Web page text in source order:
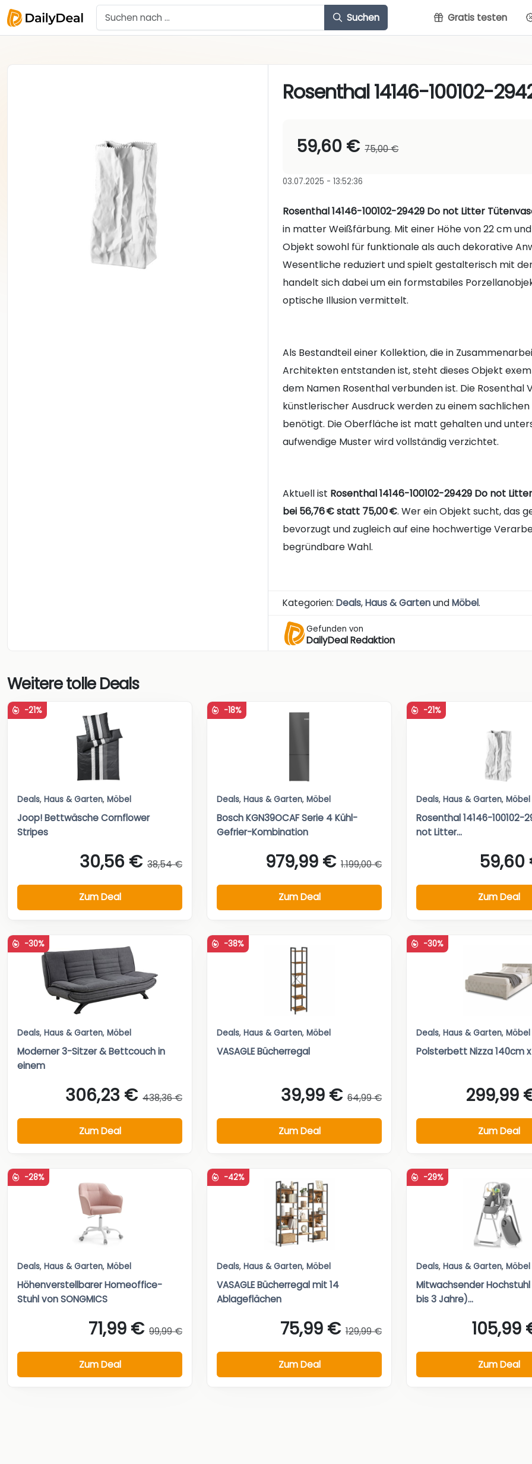
Suchen Gratis testen
Rosenthal 14146-100102-
59,60 € 75,00 €
03.07.2025 - 13:52:36
Rosenthal 14146-100102-29429 Do not Litter
in matter Weißfärbung. Mit einer Höhe von 22 cm
Objekt sowohl für funktionale als auch dekorative
Wesentliche reduziert und spielt gestalterisch mit
handelt sich dabei um ein formstabiles
optische Illusion vermittelt.
Als Bestandteil einer Kollektion, die in
Architekten entstanden ist, steht dieses Objekt
dem Namen Rosenthal verbunden ist. Die
künstlerischer Ausdruck werden zu einem
benötigt. Die Oberfläche ist matt gehalten und
aufwendige Muster wird vollständig verzichtet.
Aktuell ist Rosenthal 14146-100102-29429 Do not
bei 56,76 € statt 75,00 €. Wer ein Objekt sucht, das
bevorzugt und zugleich auf eine hochwertige
begründbare Wahl.
Kategorien:Deals,Haus & GartenundMöbel.
Gefunden von
DailyDeal Redaktion
Weitere tolle Deals
-21%
Deals, Haus & Garten, Möbel
Joop! Bettwäsche Cornflower
Stripes
30,56 € 38,54 €
Zum Deal
-18%
Deals, Haus & Garten, Möbel
Bosch KGN39OCAF Serie 4 Kühl-
Gefrier-Kombination
979,99 € 1.199,00 €
Zum Deal
-21%
Deals, Haus & Garten, Möbel
Rosenthal 14146-100102-
not Litter...
59,60
Zum Deal
-30%
Deals, Haus & Garten, Möbel
Moderner 3-Sitzer & Bettcouch in
einem
306,23 € 438,36 €
Zum Deal
-38%
Deals, Haus & Garten, Möbel
VASAGLE Bücherregal
39,99 € 64,99 €
Zum Deal
-30%
Deals, Haus & Garten, Möbel
Polsterbett Nizza 140cm
299,99
Zum Deal
-28%
Deals, Haus & Garten, Möbel
Höhenverstellbarer Homeoffice-
Stuhl von SONGMICS
71,99 € 99,99 €
Zum Deal
-42%
Deals, Haus & Garten, Möbel
VASAGLE Bücherregal mit 14
Ablageflächen
75,99 € 129,99 €
Zum Deal
-29%
Deals, Haus & Garten, Möbel
Mitwachsender
bis 3 Jahre)...
105,99
Zum Deal